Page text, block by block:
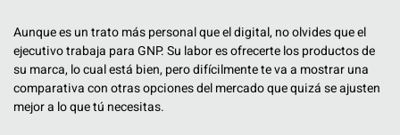
Aunque es un trato más personal que el digital, no olvides que el
ejecutivo trabaja para GNP. Su labor es ofrecerte los productos de
su marca, lo cual está bien, pero difícilmente te va a mostrar una
comparativa con otras opciones del mercado que quizá se ajusten
mejor a lo que tú necesitas.